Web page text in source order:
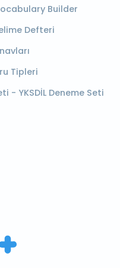
Builder
Defteri
Tipleri
- YKSDİL Deneme Seti